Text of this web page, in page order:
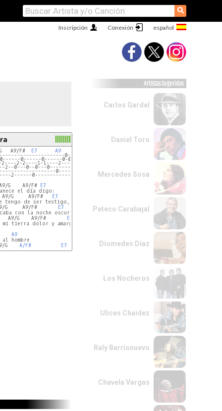
⚲
Conexión
Inscripción
A9/F#
E7 A9
0------0------0------0----|
0------0------0-0----0-0----0-0----0-0---|
2----2-2----1-1----2---2--2---2--2---2--1---0--|
2--0---0--0---0-------------------------------|
0----------------------------|
2------0--------------3------2------0-------|
G    A9/F#
E7
el día digo:
A9/G     A9/F#
E7
tengo de ser testigo,
A9/G     A9/F#
E7
con la noche oscura
A9/G    A9/F#
E7
tierra dolor y amargura.
A9
al hombre
A9/G
A/F# E7
Artistas Sugeridos
Carlos Gardel
Daniel Toro
Mercedes Sosa
Peteco Carabajal
Diomedes Diaz
Los Nocheros
Ulices Chaidez
Raly Barrionuevo
Chavela Vargas